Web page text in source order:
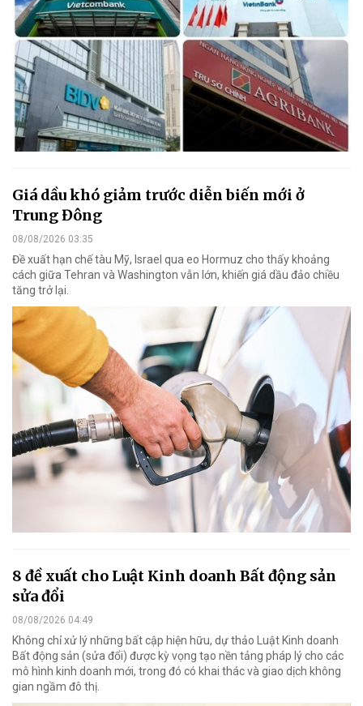
Giá dầu khó giảm trước diễn biến mới ở
Trung Đông
08/08/2026 03:35
Đề xuất hạn chế tàu Mỹ, Israel qua eo Hormuz cho thấy khoảng
cách giữa Tehran và Washington vẫn lớn, khiến giá dầu đảo chiều
tăng trở lại.
8 đề xuất cho Luật Kinh doanh Bất động sản
sửa đổi
08/08/2026 04:49
Không chỉ xử lý những bất cập hiện hữu, dự thảo Luật Kinh doanh
Bất động sản (sửa đổi) được kỳ vọng tạo nền tảng pháp lý cho các
mô hình kinh doanh mới, trong đó có khai thác và giao dịch không
gian ngầm đô thị.